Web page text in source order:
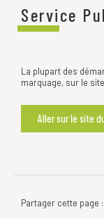
Service
La plupart des
marquage, sur le
Aller sur le site
Partager cette page :